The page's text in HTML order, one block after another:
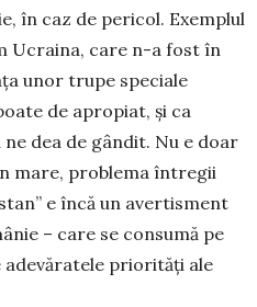
în caz de pericol. Exemplul
Ucraina, care n-a fost în
unor trupe speciale
de apropiat, și ca
ne dea de gândit. Nu e doar
mare, problema întregii
e încă un avertisment
– care se consumă pe
adevăratele priorități ale